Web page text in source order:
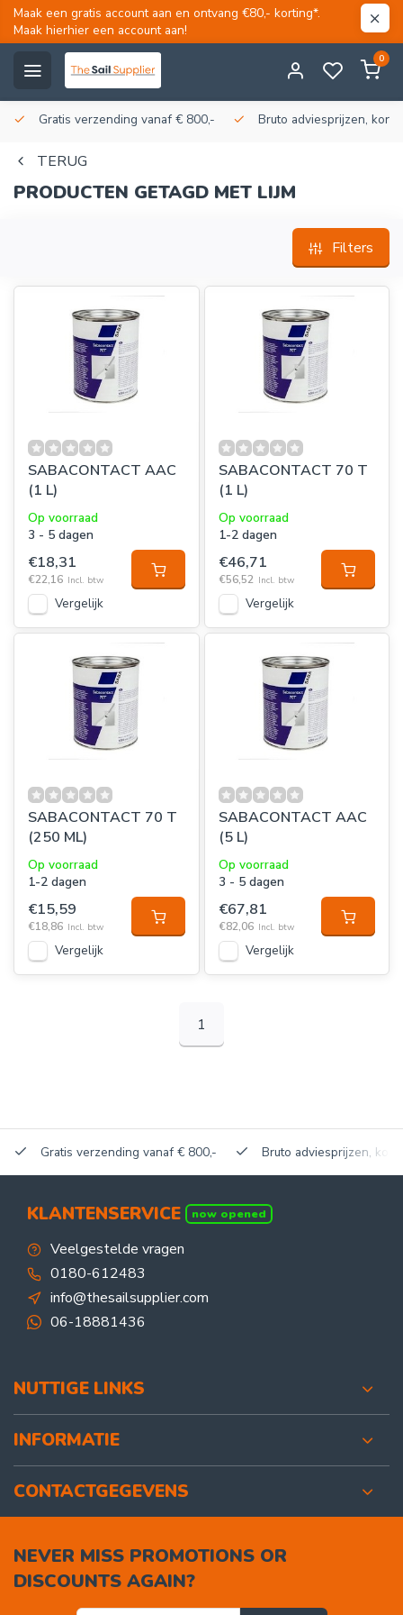
Maak een gratis account aan en ontvang €80,- korting*.
Maak hierhier een account aan!
0
Gratis verzending vanaf € 800,- Bruto adviesprijzen,
TERUG
PRODUCTEN GETAGD MET LIJM
Filters
SABACONTACT AAC
(1 L)
Op voorraad
3 - 5 dagen
€18,31
€22,16 Incl. btw
Vergelijk
SABACONTACT 70 T
(1 L)
Op voorraad
1-2 dagen
€46,71
€56,52 Incl. btw
Vergelijk
SABACONTACT 70 T
(250 ML)
Op voorraad
1-2 dagen
€15,59
€18,86 Incl. btw
Vergelijk
SABACONTACT AAC
(5 L)
Op voorraad
3 - 5 dagen
€67,81
€82,06 Incl. btw
Vergelijk
1
Gratis verzending vanaf € 800,- Bruto adviesprijzen,
KLANTENSERVICE now opened
Veelgestelde vragen
0180-612483
info@thesailsupplier.com
06-18881436
NUTTIGE LINKS
INFORMATIE
CONTACTGEGEVENS
NEVER MISS PROMOTIONS OR
DISCOUNTS AGAIN?